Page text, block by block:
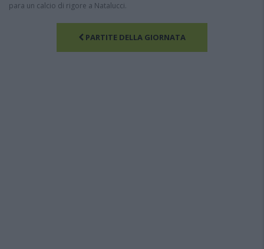
para un calcio di rigore a Natalucci.
PARTITE DELLA GIORNATA